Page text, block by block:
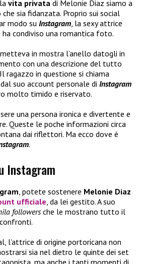
vita privata di Melonie Diaz siamo a
sia fidanzata. Proprio sui social
modo su Instagram , la sexy attrice
ha condiviso una romantica foto.
metteva in mostra l’anello datogli in
con una descrizione del tutto
Il ragazzo in questione si chiama
suo account personale di Instagram
molto timido e riservato.
una persona ironica e divertente e
Queste le poche informazioni circa
dai riflettori. Ma ecco dove è
.
Instagram
, potete sostenere Melonie Diaz
ufficiale, da lei gestito. A suo
followersche le mostrano tutto il
l’attrice di origine portoricana non
sia nel dietro le quinte dei set